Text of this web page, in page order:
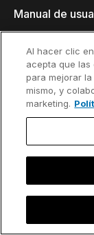
Manual de
conocimientos
think-cell
Tutoriales en
Centro de
Al hacer clic
acepta que las
para mejorar
mismo, y
marketing.